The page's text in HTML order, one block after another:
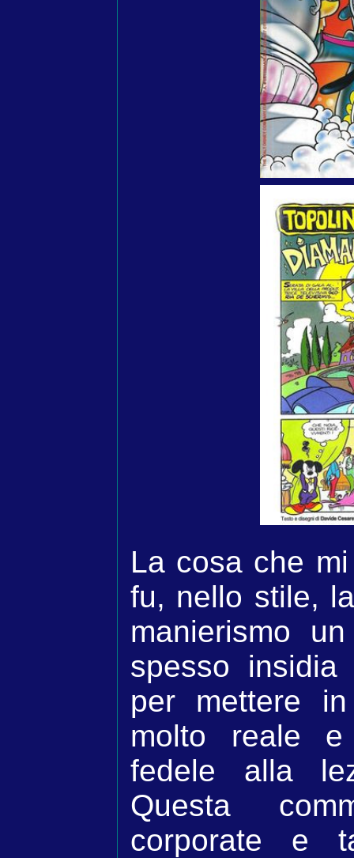
La cosa che
fu, nello stile,
manierismo
spesso
per mettere
molto reale
fedele alla
Questa
corporate e